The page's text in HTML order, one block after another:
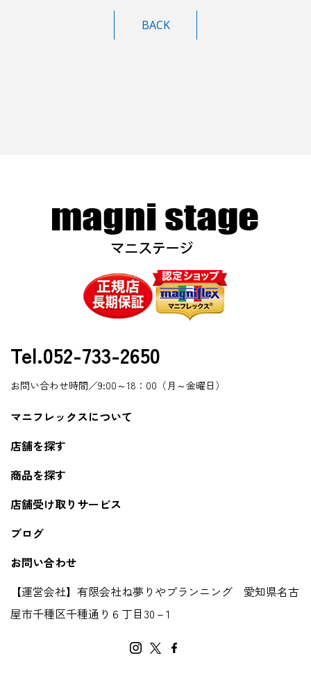
BACK
Tel.052-733-2650
お問い合わせ時間／9:00～18：00（月～金曜日）
マニフレックスについて
店舗を探す
商品を探す
店舗受け取りサービス
ブログ
お問い合わせ
【運営会社】有限会社ね夢りやプランニング 愛知県名古
屋市千種区千種通り６丁目30－1